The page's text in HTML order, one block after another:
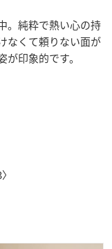
。純粋で熱い心の持
なくて頼りない面が
印象的です。